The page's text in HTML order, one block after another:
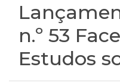
n.º 53
Estudos